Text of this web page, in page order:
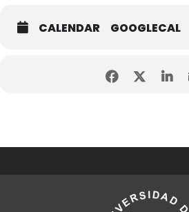
CALENDAR GOOGLECAL